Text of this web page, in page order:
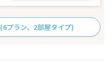
(6プラン、2部屋タイプ)